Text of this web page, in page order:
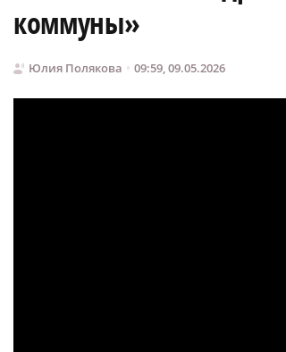
коммуны»
Юлия Полякова 09:59, 09.05.2026